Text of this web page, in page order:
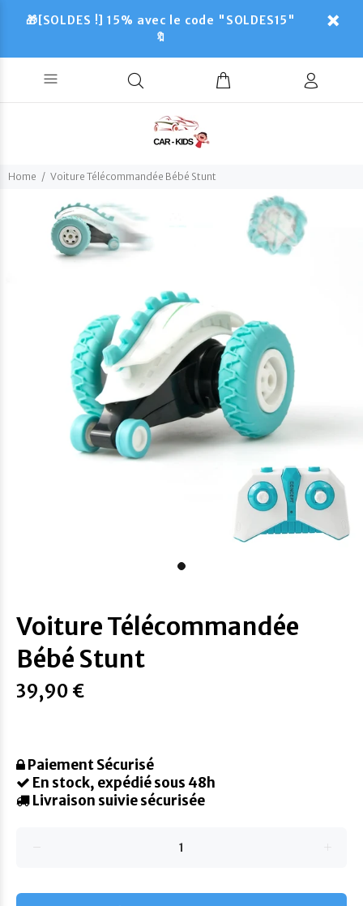
🎁[SOLDES !] 15% avec le code "SOLDES15"
🔖
Home Voiture Télécommandée Bébé Stunt
Voiture Télécommandée
Bébé Stunt
39,90 €
Paiement Sécurisé
En stock, expédié sous 48h
Livraison suivie sécurisée